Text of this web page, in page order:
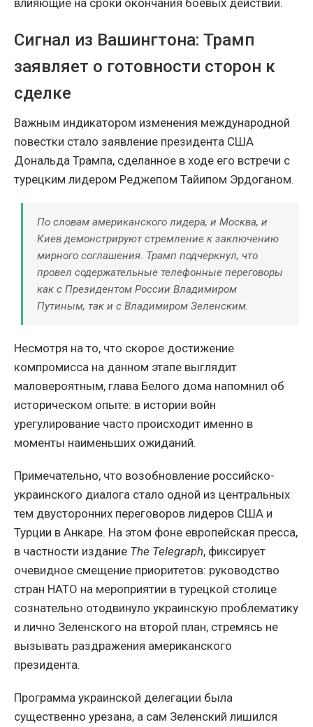
Сигнал из Вашингтона: Трамп
заявляет о готовности сторон к
сделке
Важным индикатором изменения международной
повестки стало заявление президента США
Дональда Трампа, сделанное в ходе его встречи с
турецким лидером Реджепом Тайипом Эрдоганом.
По словам американского лидера, и Москва, и
Киев демонстрируют стремление к заключению
мирного соглашения. Трамп подчеркнул, что
провел содержательные телефонные переговоры
как с Президентом России Владимиром
Путиным, так и с Владимиром Зеленским.
Несмотря на то, что скорое достижение
компромисса на данном этапе выглядит
маловероятным, глава Белого дома напомнил об
историческом опыте: в истории войн
урегулирование часто происходит именно в
моменты наименьших ожиданий.
Примечательно, что возобновление российско-
украинского диалога стало одной из центральных
тем двусторонних переговоров лидеров США и
Турции в Анкаре. На этом фоне европейская пресса,
в частности издание The Telegraph, фиксирует
очевидное смещение приоритетов: руководство
стран НАТО на мероприятии в турецкой столице
сознательно отодвинуло украинскую проблематику
и лично Зеленского на второй план, стремясь не
вызывать раздражения американского
президента.
Программа украинской делегации была
существенно урезана, а сам Зеленский лишился